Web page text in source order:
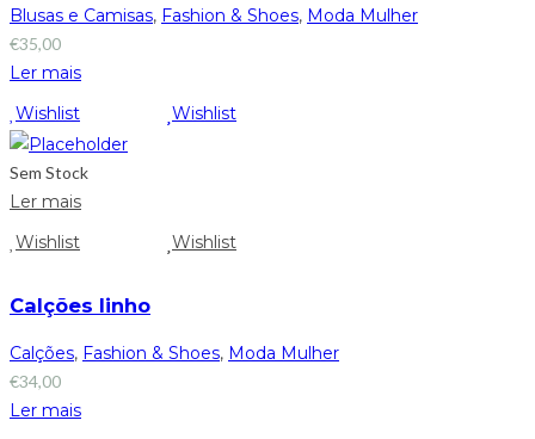
Blusas e Camisas, Fashion & Shoes, Moda Mulher
€35,00
Ler mais
Wishlist
Wishlist
Sem Stock
Ler mais
Wishlist
Wishlist
Calções linho
Calções, Fashion & Shoes, Moda Mulher
€34,00
Ler mais